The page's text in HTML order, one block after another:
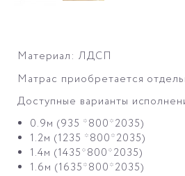
Материал: ЛДСП
Матрас приобретается
Доступные варианты
0.9м (935 *800*2035)
1.2м (1235 *800*2035)
1.4м (1435*800*2035)
1.6м (1635*800*2035)